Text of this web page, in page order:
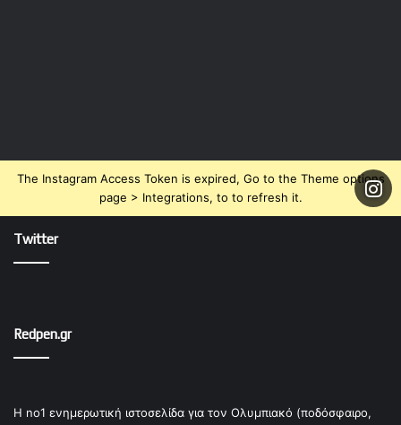
The Instagram Access Token is expired, Go to the Theme options
page > Integrations, to to refresh it.
Twitter
Redpen.gr
Η no1 ενημερωτική ιστοσελίδα για τον Ολυμπιακό (ποδόσφαιρο,